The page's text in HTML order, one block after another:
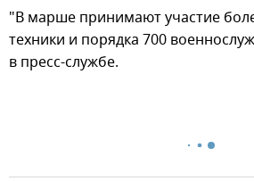
"В марше принимают участие
техники и порядка 700
в пресс-службе.